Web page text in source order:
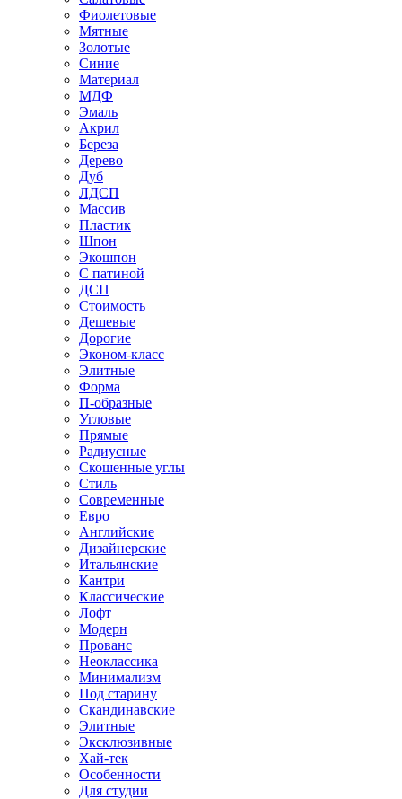
Фиолетовые
Мятные
Золотые
Синие
Материал
МДФ
Эмаль
Акрил
Береза
Дерево
Дуб
ЛДСП
Массив
Пластик
Шпон
Экошпон
С патиной
ДСП
Стоимость
Дешевые
Дорогие
Эконом-класс
Элитные
Форма
П-образные
Угловые
Прямые
Радиусные
Скошенные углы
Стиль
Современные
Евро
Английские
Дизайнерские
Итальянские
Кантри
Классические
Лофт
Модерн
Прованс
Неоклассика
Минимализм
Под старину
Скандинавские
Элитные
Эксклюзивные
Хай-тек
Особенности
Для студии